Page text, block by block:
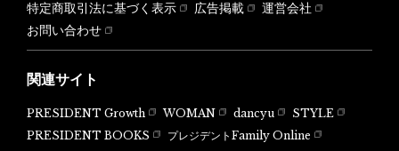
特定商取引法に基づく表示
広告掲載
運営会社
お問い合わせ
関連サイト
PRESIDENT Growth WOMAN dancyu
STYLE
PRESIDENT BOOKS
プレジデントFamily Online